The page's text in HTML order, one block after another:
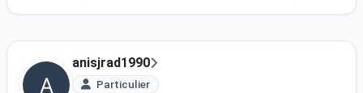
anisjrad1990
Particulier